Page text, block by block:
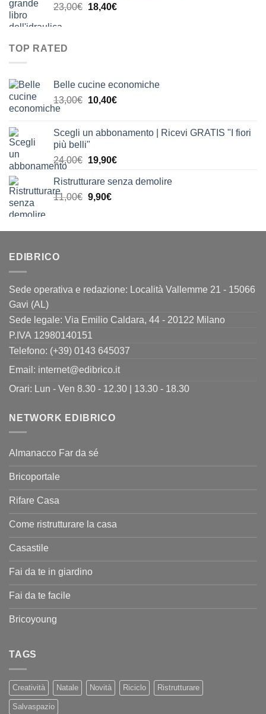
da
23,00€ Il
18,40€Il
TOP RATED
Belle cucine economiche
13,00€ Il
era:
10,40€Il
è:
Scegli un abbonamento | Ricevi GRATIS "I fiori
più belli"
24,00€ Il
originale
era:
19,90€Il
attuale
Ristrutturare senza demolire
11,00€ Il
era:
9,90€Il
è:
EDIBRICO
Sede operativa e redazione: Località Vallemme 21 - 15066
Gavi (AL)
Sede legale: Via Emilio Caldara, 44 - 20122 Milano
P.IVA 12980140151
Telefono: (+39) 0143 645037
Email: internet@edibrico.it
Orari: Lun - Ven 8.30 - 12.30 | 13.30 - 18.30
NETWORK EDIBRICO
Almanacco Far da sé
Bricoportale
Rifare Casa
Come ristrutturare la casa
Casastile
Fai da te in giardino
Fai da te facile
Bricoyoung
TAGS
Creatività Natale Novità Riciclo Ristrutturare
Salvaspazio